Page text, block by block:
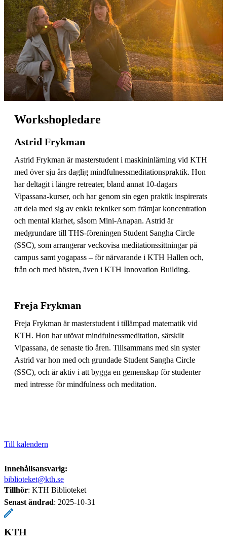
Workshopledare
Astrid Frykman
Astrid Frykman är masterstudent i maskininlärning vid KTH
med över sju års daglig mindfulnessmeditationspraktik. Hon
har deltagit i längre retreater, bland annat 10-dagars
Vipassana-kurser, och har genom sin egen praktik inspirerats
att dela med sig av enkla tekniker som främjar koncentration
och mental klarhet, såsom Mini-Anapan. Astrid är
medgrundare till THS-föreningen Student Sangha Circle
(SSC), som arrangerar veckovisa meditationssittningar på
campus samt yogapass – för närvarande i KTH Hallen och,
från och med hösten, även i KTH Innovation Building.
Freja Frykman
Freja Frykman är masterstudent i tillämpad matematik vid
KTH. Hon har utövat mindfulnessmeditation, särskilt
Vipassana, de senaste tio åren. Tillsammans med sin syster
Astrid var hon med och grundade Student Sangha Circle
(SSC), och är aktiv i att bygga en gemenskap för studenter
med intresse för mindfulness och meditation.
Till kalendern
Innehållsansvarig:
biblioteket@kth.se
Tillhör: KTH Biblioteket
Senast ändrad: 2025-10-31
KTH